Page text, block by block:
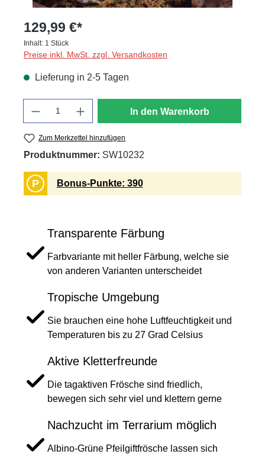
129,99 €*
Inhalt: 1 Stück
Preise inkl. MwSt. zzgl. Versandkosten
Lieferung in 2-5 Tagen
In den Warenkorb
Zum Merkzettel hinzufügen
Produktnummer: SW10232
P Bonus-Punkte: 390
Transparente Färbung
Farbvariante mit heller Färbung, welche sie
von anderen Varianten unterscheidet
Tropische Umgebung
Sie brauchen eine hohe Luftfeuchtigkeit und
Temperaturen bis zu 27 Grad Celsius
Aktive Kletterfreunde
Die tagaktiven Frösche sind friedlich,
bewegen sich sehr viel und klettern gerne
Nachzucht im Terrarium möglich
Albino-Grüne Pfeilgiftfrösche lassen sich